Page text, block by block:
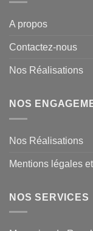
A propos
Contactez-nous
Nos Réalisations
NOS
Nos Réalisations
Mentions légales
NOS SERVICES